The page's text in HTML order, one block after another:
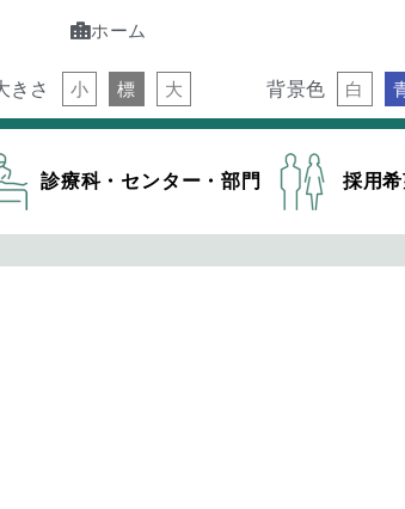
ホーム
きさ 小 標 大 背景色 白
診療科・センター・部門 採用